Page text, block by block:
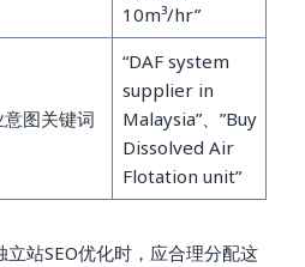
10m³/hr”
图关键词
“DAF system
supplier in
Malaysia”、”Buy
Dissolved Air
Flotation unit”
立站SEO优化时，应合理分配这